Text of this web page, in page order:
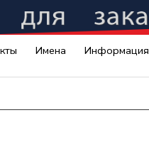
Имена Информация